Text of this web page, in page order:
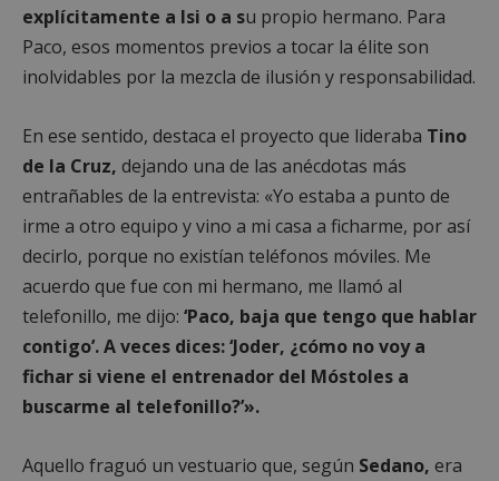
explícitamente a Isi o a su propio hermano. Para
Paco, esos momentos previos a tocar la élite son
inolvidables por la mezcla de ilusión y responsabilidad.
En ese sentido, destaca el proyecto que lideraba Tino
de la Cruz, dejando una de las anécdotas más
entrañables de la entrevista: «Yo estaba a punto de
irme a otro equipo y vino a mi casa a ficharme, por así
decirlo, porque no existían teléfonos móviles. Me
acuerdo que fue con mi hermano, me llamó al
telefonillo, me dijo: ‘Paco, baja que tengo que hablar
contigo’. A veces dices: ‘Joder, ¿cómo no voy a
fichar si viene el entrenador del Móstoles a
buscarme al telefonillo?’».
Aquello fraguó un vestuario que, según Sedano, era